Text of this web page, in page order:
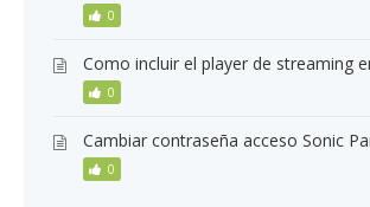
0
Como incluir el player de streaming
0
Cambiar contraseña acceso Sonic
0